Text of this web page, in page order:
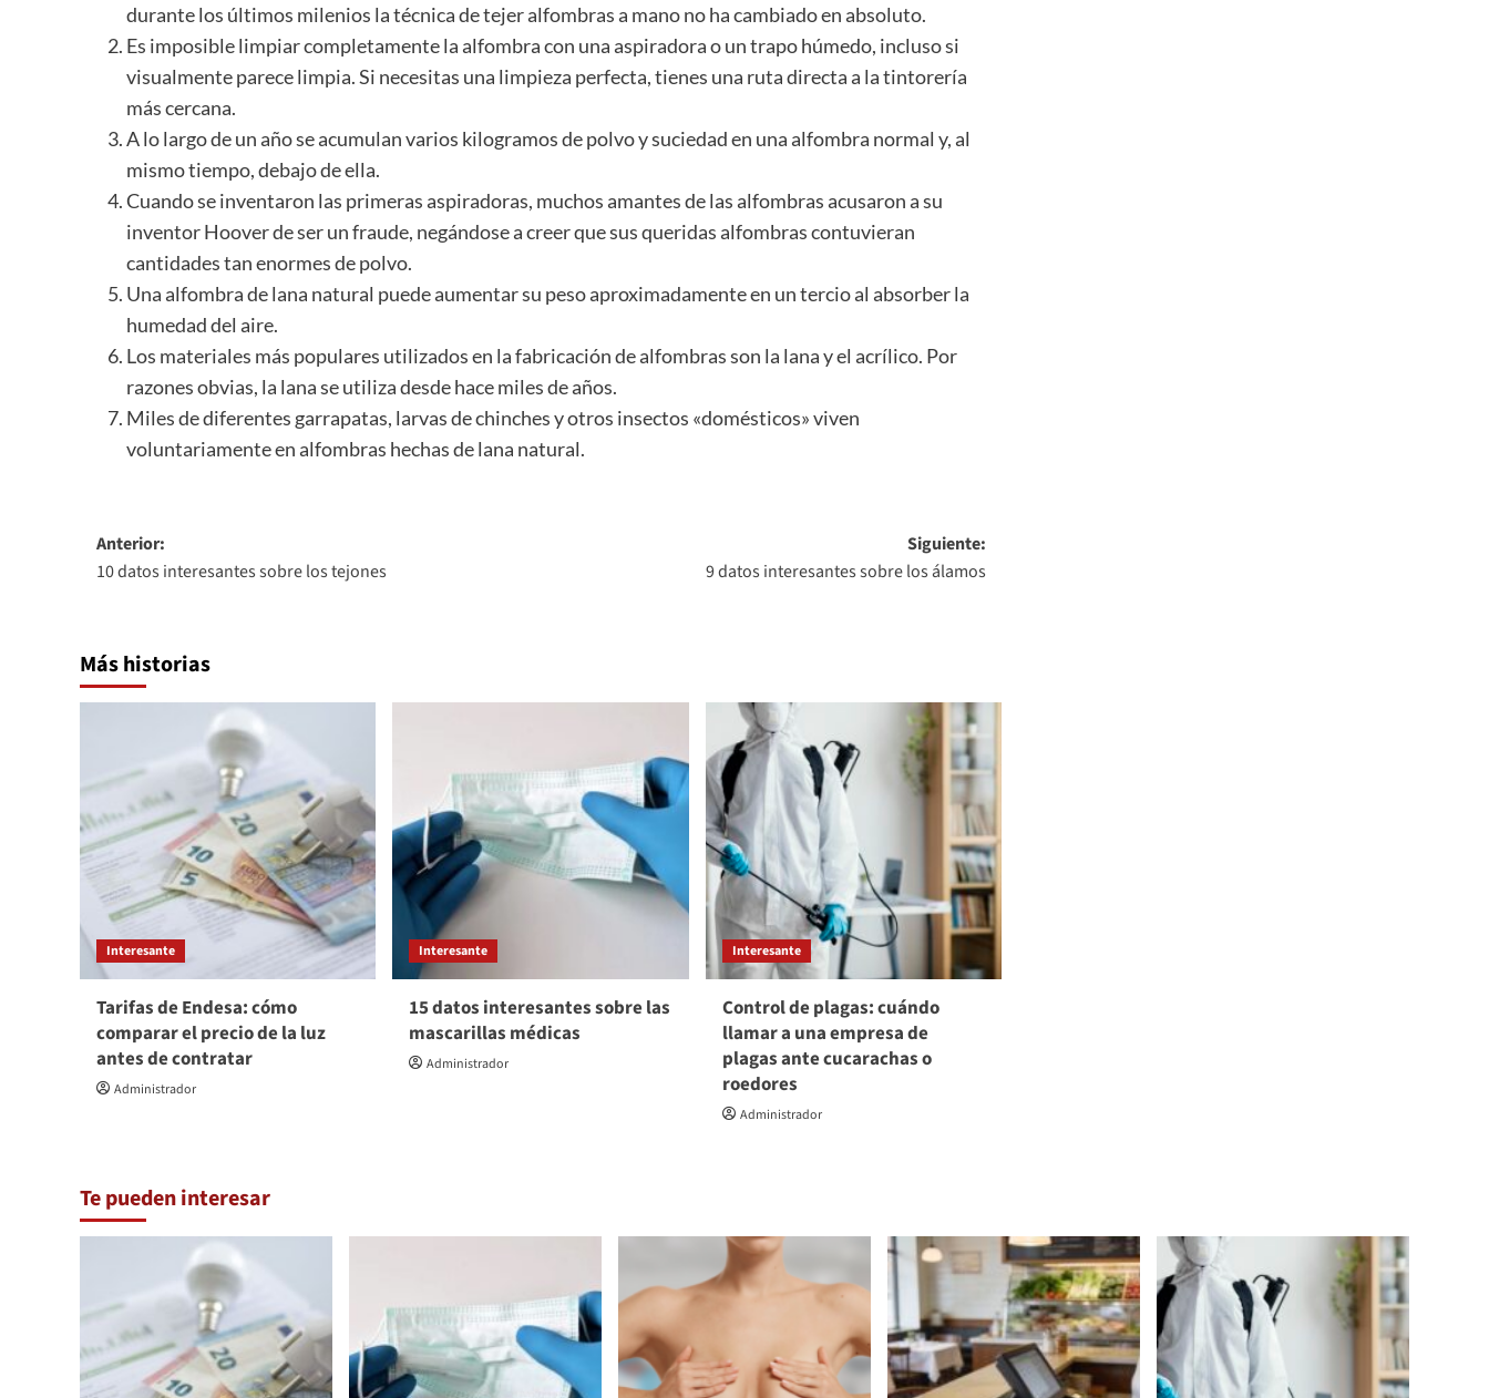
durante los últimos milenios la técnica de tejer alfombras a mano no ha cambiado en absoluto.
Es imposible limpiar completamente la alfombra con una aspiradora o un trapo húmedo, incluso si
visualmente parece limpia. Si necesitas una limpieza perfecta, tienes una ruta directa a la tintorería
más cercana.
A lo largo de un año se acumulan varios kilogramos de polvo y suciedad en una alfombra normal y, al
mismo tiempo, debajo de ella.
Cuando se inventaron las primeras aspiradoras, muchos amantes de las alfombras acusaron a su
inventor Hoover de ser un fraude, negándose a creer que sus queridas alfombras contuvieran
cantidades tan enormes de polvo.
Una alfombra de lana natural puede aumentar su peso aproximadamente en un tercio al absorber la
humedad del aire.
Los materiales más populares utilizados en la fabricación de alfombras son la lana y el acrílico. Por
razones obvias, la lana se utiliza desde hace miles de años.
Miles de diferentes garrapatas, larvas de chinches y otros insectos «domésticos» viven
voluntariamente en alfombras hechas de lana natural.
Navegación
de
Anterior:
10 datos interesantes sobre los tejones
Siguiente:
9 datos interesantes sobre los álamos
Más historias
Interesante
Tarifas de Endesa: cómo
comparar el precio de la luz
antes de contratar
Administrador
Interesante
15 datos interesantes sobre las
mascarillas médicas
Administrador
Interesante
Control de plagas: cuándo
llamar a una empresa de
plagas ante cucarachas o
roedores
Administrador
Te pueden interesar